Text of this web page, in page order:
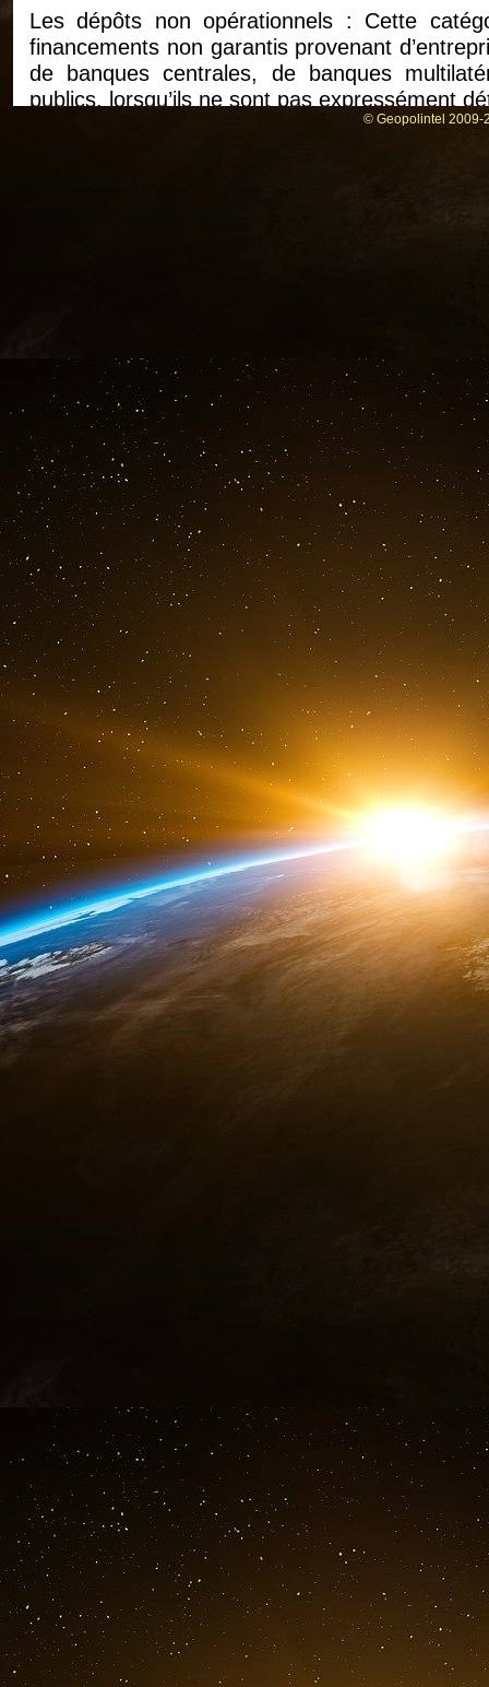
Les dépôts non opérationnels : Cette
financements non garantis provenant
de banques centrales, de banques
publics, lorsqu’ils ne sont pas expressément
Ces deux étapes annoncent le futur de
l’Etat français avec l’aide d’Emmanuel
Depuis 2018, la JP Morgan a fait de la
actions philanthropiques hors du pays. En
engagement pour cinq ans, qui portera son
50 millions de dollars supplémentaires ont
des femmes » ou « ayant un impact positif
Bpifrance, correspond au dispositif que la JP
La France est le premier bénéficiaire,
philanthropiques de J.P. Morgan
En 2024, INCO et JP Morgan se sont
Saint-Denis Le programme Go Incub
pour le projet pilantropique.
JPMorganChase, un
croissance inclusive en France
JPMorganChase 18 décembre 2024
Lors du deuxième sommet consacré à la
France, JPMorganChase a présenté
création d’opportunités économiques lors
JPMorganChase cultive une tradition
banque a notamment déployé un
communautés défavorisées du monde entier
Courboin. JPMorganChase a très vite
programmes qui aident les publics en
de leur territoire. Depuis six ans, la
notamment permis à plus de 8 700 micro-
résilience financière. Cet investissement a
– en mettant l’accent sur celles détenues par
à créer ou conserver plus de 2 400 emplois.
En 2023, la société a réinvesti 70 millions
France à 100 millions de dollars. Inco est
collaboration avec JPMorganChase pour
© Geopolintel 2009-